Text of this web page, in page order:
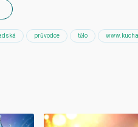
průvodce tělo